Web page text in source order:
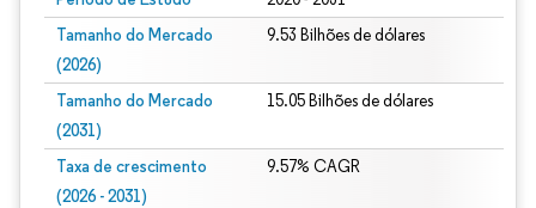
Tamanho do Mercado
(2026)
9.53 Bilhões de dólares
Tamanho do Mercado
(2031)
15.05 Bilhões de dólares
Taxa de crescimento
(2026 - 2031)
9.57% CAGR